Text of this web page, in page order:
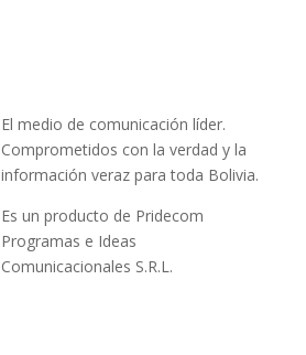
El medio de comunicación líder.
Comprometidos con la verdad y la
información veraz para toda Bolivia.
Es un producto de Pridecom
Programas e Ideas
Comunicacionales S.R.L.